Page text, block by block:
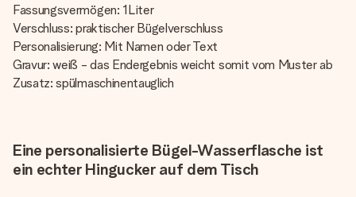
Fassungsvermögen: 1Liter
Verschluss: praktischer Bügelverschluss
Personalisierung: Mit Namen oder Text
Gravur: weiß - das Endergebnis weicht somit vom Muster ab
Zusatz: spülmaschinentauglich
Eine personalisierte Bügel-Wasserflasche ist
ein echter Hingucker auf dem Tisch